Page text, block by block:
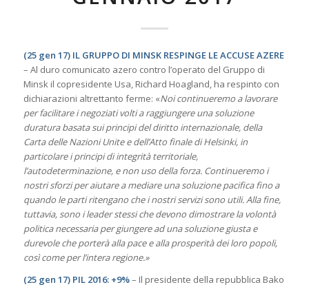
(25 gen 17) IL GRUPPO DI MINSK RESPINGE LE ACCUSE AZERE
– Al duro comunicato azero contro l’operato del Gruppo di
Minsk il copresidente Usa, Richard Hoagland, ha respinto con
dichiarazioni altrettanto ferme: «Noi continueremo a lavorare
per facilitare i negoziati volti a raggiungere una soluzione
duratura basata sui principi del diritto internazionale, della
Carta delle Nazioni Unite e dell’Atto finale di Helsinki, in
particolare i principi di integrità territoriale,
l’autodeterminazione, e non uso della forza. Continueremo i
nostri sforzi per aiutare a mediare una soluzione pacifica fino a
quando le parti ritengano che i nostri servizi sono utili. Alla fine,
tuttavia, sono i leader stessi che devono dimostrare la volontà
politica necessaria per giungere ad una soluzione giusta e
durevole che porterà alla pace e alla prosperità dei loro popoli,
così come per l’intera regione.»
(25 gen 17) PIL 2016: +9%– Il presidente della repubblica Bako